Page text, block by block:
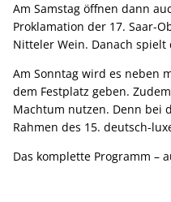
Am Samstag öffnen dann
Proklamation der 17. Saar-
Nitteler Wein. Danach spielt
Am Sonntag wird es neben
dem Festplatz geben.
Machtum nutzen. Denn bei
Rahmen des 15. deutsch-
Das komplette Programm –